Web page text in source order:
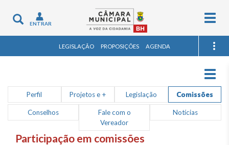
Toggle
navigation
ENTRAR
LEGISLAÇÃO PROPOSIÇÕES AGENDA
Perfil Projetos e + Legislação Comissões
Conselhos
Fale com o
Vereador
Notícias
Participação em comissões